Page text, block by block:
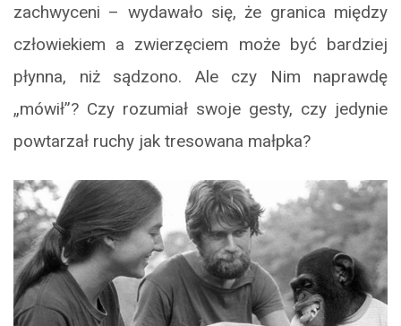
zachwyceni – wydawało się, że granica między
człowiekiem a zwierzęciem może być bardziej
płynna, niż sądzono. Ale czy Nim naprawdę
„mówił”? Czy rozumiał swoje gesty, czy jedynie
powtarzał ruchy jak tresowana małpka?